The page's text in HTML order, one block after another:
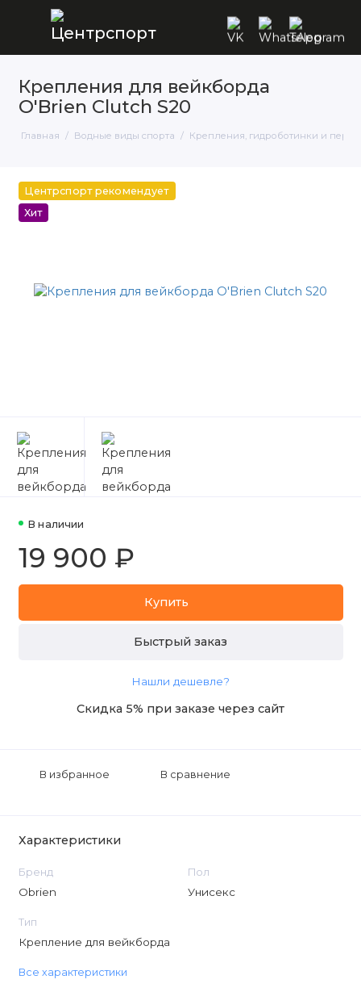
Крепления для вейкборда
O'Brien Clutch S20
Главная Водные виды спорта Крепления, гидроботинки и
Центрспорт рекомендует
Хит
В наличии
19 900 ₽
Купить
Быстрый заказ
Нашли дешевле?
Скидка 5% при заказе через сайт
В избранное В сравнение
Характеристики
Бренд
Obrien
Пол
Унисекс
Тип
Крепление для вейкборда
Все характеристики